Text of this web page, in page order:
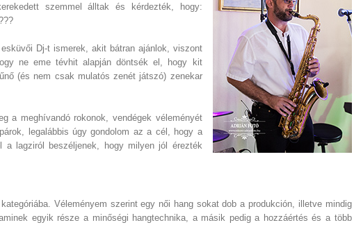
szemmel álltak és kérdezték, hogy:
Dj-t ismerek, akit bátran ajánlok, viszont
ne eme tévhit alapján döntsék el, hogy kit
(és nem csak mulatós zenét játszó) zenekar
a meghívandó rokonok, vendégek véleményét
legalábbis úgy gondolom az a cél, hogy a
a lagziról beszéljenek, hogy milyen jól érezték
Véleményem szerint egy női hang sokat dob a produkción, illetve mindig
egyik része a minőségi hangtechnika, a másik pedig a hozzáértés és a több